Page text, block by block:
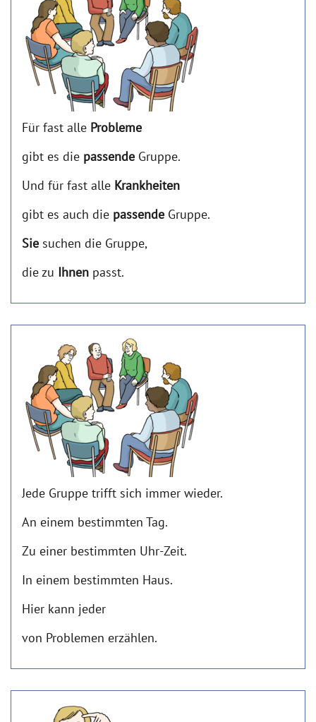
Für fast alle Probleme
gibt es die passende Gruppe.
Und für fast alle Krankheiten
gibt es auch die passende Gruppe.
Sie suchen die Gruppe,
die zu Ihnen passt.
Jede Gruppe trifft sich immer wieder.
An einem bestimmten Tag.
Zu einer bestimmten Uhr-Zeit.
In einem bestimmten Haus.
Hier kann jeder
von Problemen erzählen.